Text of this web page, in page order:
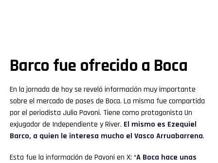
Barco fue ofrecido a Boca
En la jornada de hoy se reveló información muy importante
sobre el mercado de pases de Boca. La misma fue compartida
por el periodista Julio Pavoni. Tiene como protagonista Un
exjugador de Independiente y River. El mismo es Ezequiel
Barco, a quien le interesa mucho el Vasco Arruabarrena.
Esta fue la información de Pavoni en X: “A Boca hace unas